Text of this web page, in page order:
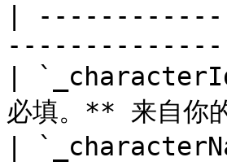
|
|
必填。** 来自
|